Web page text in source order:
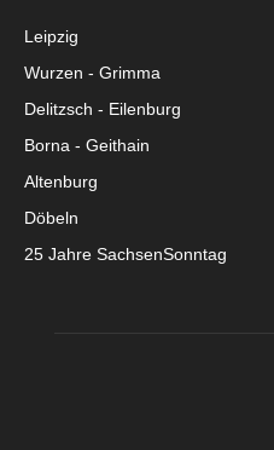
Leipzig
Wurzen - Grimma
Delitzsch - Eilenburg
Borna - Geithain
Altenburg
Döbeln
25 Jahre SachsenSonntag